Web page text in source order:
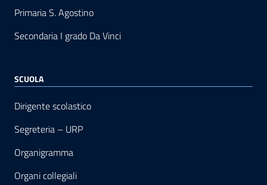
Primaria S. Agostino
Secondaria I grado Da Vinci
SCUOLA
Dirigente scolastico
Segreteria – URP
Organigramma
Organi collegiali